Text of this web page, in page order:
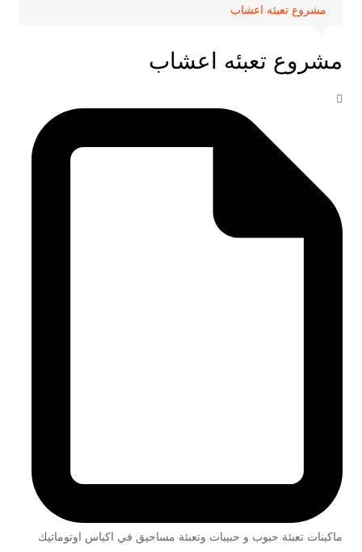
مشروع تعبئه اعشاب
مشروع تعبئه اعشاب
ماكينات تعبئة حبوب و حبيبات وتعبئة مساحيق في اكياس اوتوماتيك